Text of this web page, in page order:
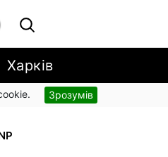
Харків
Зрозумів